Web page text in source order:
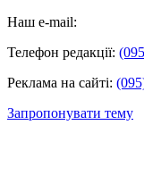
Наш e-mail:
Телефон редакції:
Реклама на сайті:
Запропонувати тему